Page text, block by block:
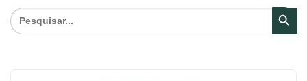
Search
for:
SEARCH